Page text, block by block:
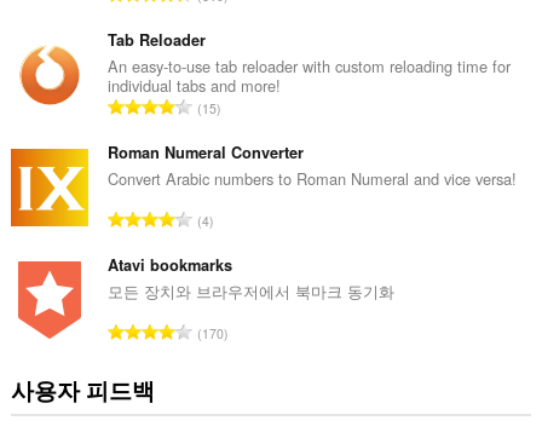
급
수
:
Tab Reloader
An easy-to-use tab reloader with custom reloading time for
individual tabs and more!
총
급
수
15
Roman Numeral Converter
Convert Arabic numbers to Roman Numeral and vice versa!
총
급
수
4
Atavi bookmarks
모든 장치와 브라우저에서 북마크 동기화
총170
사용자 피드백